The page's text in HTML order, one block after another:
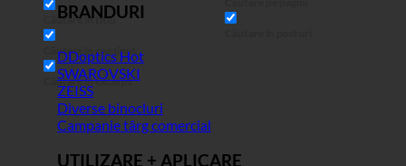
Căutare în titlu
Căutare în conținut
Căutare în excerpt
BRANDURI
DDoptics
SWAROVSKI
ZEISS
Diverse binocluri
Campanie târg comercial
UTILIZARE + APLICARE